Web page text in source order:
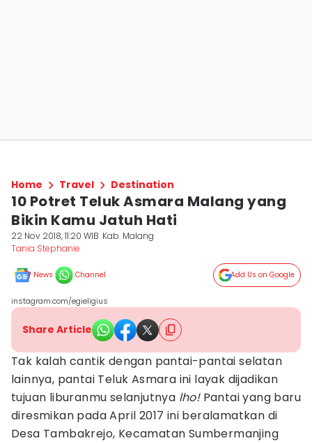
Home Travel Destination
10 Potret Teluk Asmara Malang yang
Bikin Kamu Jatuh Hati
22 Nov 2018, 11:20 WIB Kab. Malang
Tania Stephanie
News Channel Add Us on Google
instagram.com/egieligius
Share Article
Tak kalah cantik dengan pantai-pantai selatan
lainnya, pantai Teluk Asmara ini layak dijadikan
tujuan liburanmu selanjutnya lho! Pantai yang baru
diresmikan pada April 2017 ini beralamatkan di
Desa Tambakrejo, Kecamatan Sumbermanjing